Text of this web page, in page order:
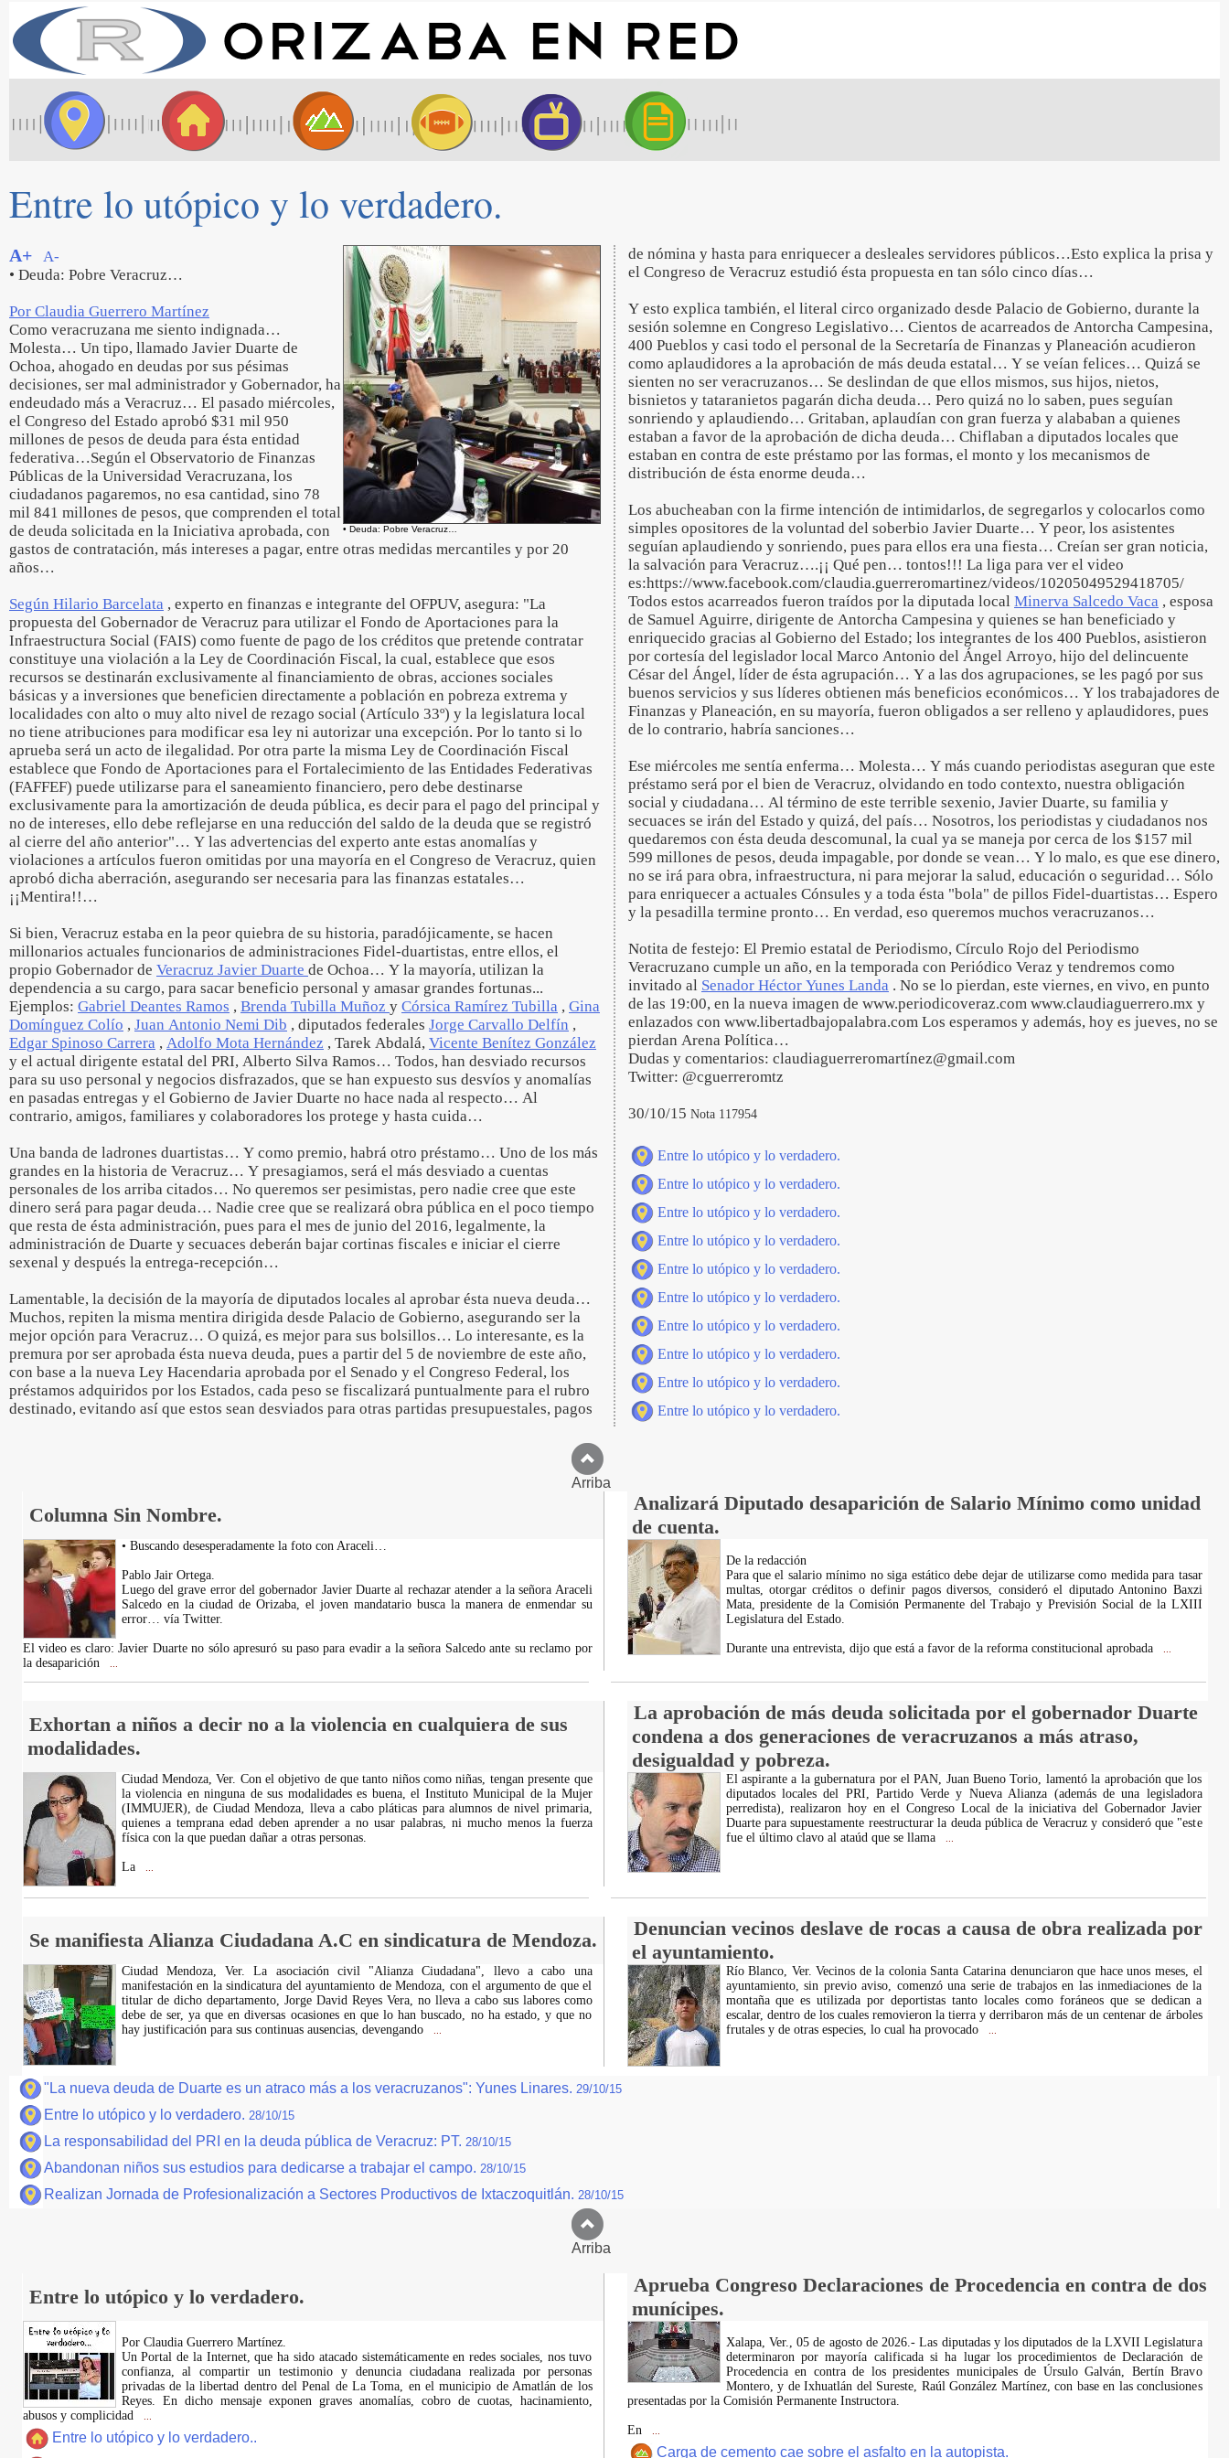
Entre lo utópico y lo verdadero.
• Deuda: Pobre Veracruz…
A+
A-
• Deuda: Pobre Veracruz…
Por Claudia Guerrero Martínez
Como veracruzana me siento indignada…
Molesta… Un tipo, llamado Javier Duarte de
Ochoa, ahogado en deudas por sus pésimas
decisiones, ser mal administrador y Gobernador, ha
endeudado más a Veracruz… El pasado miércoles,
el Congreso del Estado aprobó $31 mil 950
millones de pesos de deuda para ésta entidad
federativa…Según el Observatorio de Finanzas
Públicas de la Universidad Veracruzana, los
ciudadanos pagaremos, no esa cantidad, sino 78
mil 841 millones de pesos, que comprenden el total
de deuda solicitada en la Iniciativa aprobada, con
gastos de contratación, más intereses a pagar, entre otras medidas mercantiles y por 20
años…
Según Hilario Barcelata , experto en finanzas e integrante del OFPUV, asegura: "La
propuesta del Gobernador de Veracruz para utilizar el Fondo de Aportaciones para la
Infraestructura Social (FAIS) como fuente de pago de los créditos que pretende contratar
constituye una violación a la Ley de Coordinación Fiscal, la cual, establece que esos
recursos se destinarán exclusivamente al financiamiento de obras, acciones sociales
básicas y a inversiones que beneficien directamente a población en pobreza extrema y
localidades con alto o muy alto nivel de rezago social (Artículo 33º) y la legislatura local
no tiene atribuciones para modificar esa ley ni autorizar una excepción. Por lo tanto si lo
aprueba será un acto de ilegalidad. Por otra parte la misma Ley de Coordinación Fiscal
establece que Fondo de Aportaciones para el Fortalecimiento de las Entidades Federativas
(FAFFEF) puede utilizarse para el saneamiento financiero, pero debe destinarse
exclusivamente para la amortización de deuda pública, es decir para el pago del principal y
no de intereses, ello debe reflejarse en una reducción del saldo de la deuda que se registró
al cierre del año anterior"… Y las advertencias del experto ante estas anomalías y
violaciones a artículos fueron omitidas por una mayoría en el Congreso de Veracruz, quien
aprobó dicha aberración, asegurando ser necesaria para las finanzas estatales…
¡¡Mentira!!…
Si bien, Veracruz estaba en la peor quiebra de su historia, paradójicamente, se hacen
millonarios actuales funcionarios de administraciones Fidel-duartistas, entre ellos, el
propio Gobernador de Veracruz Javier Duarte de Ochoa… Y la mayoría, utilizan la
dependencia a su cargo, para sacar beneficio personal y amasar grandes fortunas...
Ejemplos: Gabriel Deantes Ramos , Brenda Tubilla Muñoz y Córsica Ramírez Tubilla , Gina
Domínguez Colío , Juan Antonio Nemi Dib , diputados federales Jorge Carvallo Delfín ,
Edgar Spinoso Carrera , Adolfo Mota Hernández , Tarek Abdalá, Vicente Benítez González
y el actual dirigente estatal del PRI, Alberto Silva Ramos… Todos, han desviado recursos
para su uso personal y negocios disfrazados, que se han expuesto sus desvíos y anomalías
en pasadas entregas y el Gobierno de Javier Duarte no hace nada al respecto… Al
contrario, amigos, familiares y colaboradores los protege y hasta cuida…
Una banda de ladrones duartistas… Y como premio, habrá otro préstamo… Uno de los más
grandes en la historia de Veracruz… Y presagiamos, será el más desviado a cuentas
personales de los arriba citados… No queremos ser pesimistas, pero nadie cree que este
dinero será para pagar deuda… Nadie cree que se realizará obra pública en el poco tiempo
que resta de ésta administración, pues para el mes de junio del 2016, legalmente, la
administración de Duarte y secuaces deberán bajar cortinas fiscales e iniciar el cierre
sexenal y después la entrega-recepción…
Lamentable, la decisión de la mayoría de diputados locales al aprobar ésta nueva deuda…
Muchos, repiten la misma mentira dirigida desde Palacio de Gobierno, asegurando ser la
mejor opción para Veracruz… O quizá, es mejor para sus bolsillos… Lo interesante, es la
premura por ser aprobada ésta nueva deuda, pues a partir del 5 de noviembre de este año,
con base a la nueva Ley Hacendaria aprobada por el Senado y el Congreso Federal, los
préstamos adquiridos por los Estados, cada peso se fiscalizará puntualmente para el rubro
destinado, evitando así que estos sean desviados para otras partidas presupuestales, pagos
de nómina y hasta para enriquecer a desleales servidores públicos…Esto explica la prisa y
el Congreso de Veracruz estudió ésta propuesta en tan sólo cinco días…
Y esto explica también, el literal circo organizado desde Palacio de Gobierno, durante la
sesión solemne en Congreso Legislativo… Cientos de acarreados de Antorcha Campesina,
400 Pueblos y casi todo el personal de la Secretaría de Finanzas y Planeación acudieron
como aplaudidores a la aprobación de más deuda estatal… Y se veían felices… Quizá se
sienten no ser veracruzanos… Se deslindan de que ellos mismos, sus hijos, nietos,
bisnietos y tataranietos pagarán dicha deuda… Pero quizá no lo saben, pues seguían
sonriendo y aplaudiendo… Gritaban, aplaudían con gran fuerza y alababan a quienes
estaban a favor de la aprobación de dicha deuda… Chiflaban a diputados locales que
estaban en contra de este préstamo por las formas, el monto y los mecanismos de
distribución de ésta enorme deuda…
Los abucheaban con la firme intención de intimidarlos, de segregarlos y colocarlos como
simples opositores de la voluntad del soberbio Javier Duarte… Y peor, los asistentes
seguían aplaudiendo y sonriendo, pues para ellos era una fiesta… Creían ser gran noticia,
la salvación para Veracruz….¡¡ Qué pen… tontos!!! La liga para ver el video
es:https://www.facebook.com/claudia.guerreromartinez/videos/10205049529418705/
Todos estos acarreados fueron traídos por la diputada local Minerva Salcedo Vaca , esposa
de Samuel Aguirre, dirigente de Antorcha Campesina y quienes se han beneficiado y
enriquecido gracias al Gobierno del Estado; los integrantes de los 400 Pueblos, asistieron
por cortesía del legislador local Marco Antonio del Ángel Arroyo, hijo del delincuente
César del Ángel, líder de ésta agrupación… Y a las dos agrupaciones, se les pagó por sus
buenos servicios y sus líderes obtienen más beneficios económicos… Y los trabajadores de
Finanzas y Planeación, en su mayoría, fueron obligados a ser relleno y aplaudidores, pues
de lo contrario, habría sanciones…
Ese miércoles me sentía enferma… Molesta… Y más cuando periodistas aseguran que este
préstamo será por el bien de Veracruz, olvidando en todo contexto, nuestra obligación
social y ciudadana… Al término de este terrible sexenio, Javier Duarte, su familia y
secuaces se irán del Estado y quizá, del país… Nosotros, los periodistas y ciudadanos nos
quedaremos con ésta deuda descomunal, la cual ya se maneja por cerca de los $157 mil
599 millones de pesos, deuda impagable, por donde se vean… Y lo malo, es que ese dinero,
no se irá para obra, infraestructura, ni para mejorar la salud, educación o seguridad… Sólo
para enriquecer a actuales Cónsules y a toda ésta "bola" de pillos Fidel-duartistas… Espero
y la pesadilla termine pronto… En verdad, eso queremos muchos veracruzanos…
Notita de festejo: El Premio estatal de Periodismo, Círculo Rojo del Periodismo
Veracruzano cumple un año, en la temporada con Periódico Veraz y tendremos como
invitado al Senador Héctor Yunes Landa . No se lo pierdan, este viernes, en vivo, en punto
de las 19:00, en la nueva imagen de www.periodicoveraz.com www.claudiaguerrero.mx y
enlazados con www.libertadbajopalabra.com Los esperamos y además, hoy es jueves, no se
pierdan Arena Política…
Dudas y comentarios: claudiaguerreromartínez@gmail.com
Twitter: @cguerreromtz
30/10/15 Nota 117954
Entre lo utópico y lo verdadero.
Entre lo utópico y lo verdadero.
Entre lo utópico y lo verdadero.
Entre lo utópico y lo verdadero.
Entre lo utópico y lo verdadero.
Entre lo utópico y lo verdadero.
Entre lo utópico y lo verdadero.
Entre lo utópico y lo verdadero.
Entre lo utópico y lo verdadero.
Entre lo utópico y lo verdadero.
Arriba
Columna Sin Nombre.
Analizará Diputado desaparición de Salario Mínimo como unidad
de cuenta.
• Buscando desesperadamente la foto con Araceli…
Pablo Jair Ortega.
Luego del grave error del gobernador Javier Duarte al rechazar atender a la señora Araceli
Salcedo en la ciudad de Orizaba, el joven mandatario busca la manera de enmendar su
error… vía Twitter.
El video es claro: Javier Duarte no sólo apresuró su paso para evadir a la señora Salcedo ante su reclamo por
la desaparición
De la redacción
Para que el salario mínimo no siga estático debe dejar de utilizarse como medida para tasar
multas, otorgar créditos o definir pagos diversos, consideró el diputado Antonino Baxzi
Mata, presidente de la Comisión Permanente del Trabajo y Previsión Social de la LXIII
Legislatura del Estado.
Durante una entrevista, dijo que está a favor de la reforma constitucional aprobada
Exhortan a niños a decir no a la violencia en cualquiera de sus
modalidades.
La aprobación de más deuda solicitada por el gobernador Duarte
condena a dos generaciones de veracruzanos a más atraso,
desigualdad y pobreza.
Ciudad Mendoza, Ver. Con el objetivo de que tanto niños como niñas, tengan presente que
la violencia en ninguna de sus modalidades es buena, el Instituto Municipal de la Mujer
(IMMUJER), de Ciudad Mendoza, lleva a cabo pláticas para alumnos de nivel primaria,
quienes a temprana edad deben aprender a no usar palabras, ni mucho menos la fuerza
física con la que puedan dañar a otras personas.
La
El aspirante a la gubernatura por el PAN, Juan Bueno Torio, lamentó la aprobación que los
diputados locales del PRI, Partido Verde y Nueva Alianza (además de una legisladora
perredista), realizaron hoy en el Congreso Local de la iniciativa del Gobernador Javier
Duarte para supuestamente reestructurar la deuda pública de Veracruz y consideró que "este
fue el último clavo al ataúd que se llama
Se manifiesta Alianza Ciudadana A.C en sindicatura de Mendoza.
Denuncian vecinos deslave de rocas a causa de obra realizada por
el ayuntamiento.
Ciudad Mendoza, Ver. La asociación civil "Alianza Ciudadana", llevo a cabo una
manifestación en la sindicatura del ayuntamiento de Mendoza, con el argumento de que el
titular de dicho departamento, Jorge David Reyes Vera, no lleva a cabo sus labores como
debe de ser, ya que en diversas ocasiones en que lo han buscado, no ha estado, y que no
hay justificación para sus continuas ausencias, devengando
Río Blanco, Ver. Vecinos de la colonia Santa Catarina denunciaron que hace unos meses, el
ayuntamiento, sin previo aviso, comenzó una serie de trabajos en las inmediaciones de la
montaña que es utilizada por deportistas tanto locales como foráneos que se dedican a
escalar, dentro de los cuales removieron la tierra y derribaron más de un centenar de árboles
frutales y de otras especies, lo cual ha provocado
"La nueva deuda de Duarte es un atraco más a los veracruzanos": Yunes Linares. 29/10/15
Entre lo utópico y lo verdadero. 28/10/15
La responsabilidad del PRI en la deuda pública de Veracruz: PT. 28/10/15
Abandonan niños sus estudios para dedicarse a trabajar el campo. 28/10/15
Realizan Jornada de Profesionalización a Sectores Productivos de Ixtaczoquitlán. 28/10/15
Arriba
Entre lo utópico y lo verdadero.
Aprueba Congreso Declaraciones de Procedencia en contra de dos
munícipes.
Por Claudia Guerrero Martínez.
​Un Portal de la Internet, que ha sido atacado sistemáticamente en redes sociales, nos tuvo
confianza, al compartir un testimonio y denuncia ciudadana realizada por personas
privadas de la libertad dentro del Penal de La Toma, en el municipio de Amatlán de los
Reyes. En dicho mensaje exponen graves anomalías, cobro de cuotas, hacinamiento,
abusos y complicidad
Entre lo utópico y lo verdadero..
Xalapa, Ver., 05 de agosto de 2026.- Las diputadas y los diputados de la LXVII Legislatura
determinaron por mayoría calificada si ha lugar los procedimientos de Declaración de
Procedencia en contra de los presidentes municipales de Úrsulo Galván, Bertín Bravo
Montero, y de Ixhuatlán del Sureste, Raúl González Martínez, con base en las conclusiones
presentadas por la Comisión Permanente Instructora.
En
Carga de cemento cae sobre el asfalto en la autopista.